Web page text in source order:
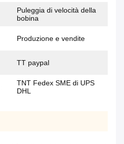
Puleggia di velocità della
bobina
Produzione e vendite
TT paypal
TNT Fedex SME di UPS
DHL